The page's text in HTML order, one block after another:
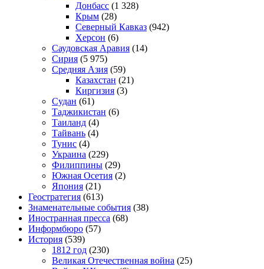
Донбасс (1 328)
Крым (28)
Северный Кавказ (942)
Херсон (6)
Саудовская Аравия (14)
Сирия (5 975)
Средняя Азия (59)
Казахстан (21)
Киргизия (3)
Судан (61)
Таджикистан (6)
Таиланд (4)
Тайвань (4)
Тунис (4)
Украина (229)
Филиппины (29)
Южная Осетия (2)
Япония (21)
Геостратегия (613)
Знаменательные события (38)
Иностранная пресса (68)
Информбюро (57)
История (539)
1812 год (230)
Великая Отечественная война (25)